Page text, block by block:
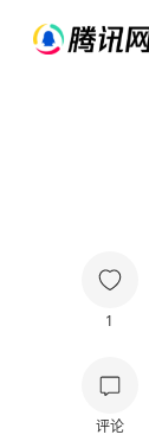
1
评论